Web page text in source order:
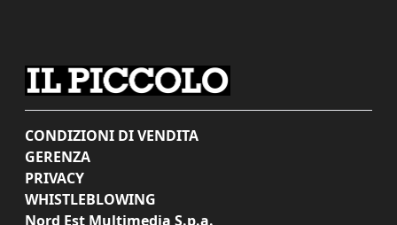
CONDIZIONI DI VENDITA
GERENZA
PRIVACY
WHISTLEBLOWING
Nord Est Multimedia S.p.a.